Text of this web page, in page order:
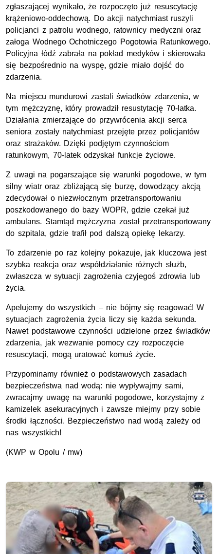
zgłaszającej wynikało, że rozpoczęto już resuscytację
krążeniowo-oddechową. Do akcji natychmiast ruszyli
policjanci z patrolu wodnego, ratownicy medyczni oraz
załoga Wodnego Ochotniczego Pogotowia Ratunkowego.
Policyjna łódź zabrała na pokład medyków i skierowała
się bezpośrednio na wyspę, gdzie miało dojść do
zdarzenia.
Na miejscu mundurowi zastali świadków zdarzenia, w
tym mężczyznę, który prowadził resustytację 70-latka.
Działania zmierzające do przywrócenia akcji serca
seniora zostały natychmiast przejęte przez policjantów
oraz strażaków. Dzięki podjętym czynnościom
ratunkowym, 70-latek odzyskał funkcje życiowe.
Z uwagi na pogarszające się warunki pogodowe, w tym
silny wiatr oraz zbliżającą się burzę, dowodzący akcją
zdecydował o niezwłocznym przetransportowaniu
poszkodowanego do bazy WOPR, gdzie czekał już
ambulans. Stamtąd mężczyzna został przetransportowany
do szpitala, gdzie trafił pod dalszą opiekę lekarzy.
To zdarzenie po raz kolejny pokazuje, jak kluczowa jest
szybka reakcja oraz współdziałanie różnych służb,
zwłaszcza w sytuacji zagrożenia czyjegoś zdrowia lub
życia.
Apelujemy do wszystkich – nie bójmy się reagować! W
sytuacjach zagrożenia życia liczy się każda sekunda.
Nawet podstawowe czynności udzielone przez świadków
zdarzenia, jak wezwanie pomocy czy rozpoczęcie
resuscytacji, mogą uratować komuś życie.
Przypominamy również o podstawowych zasadach
bezpieczeństwa nad wodą: nie wypływajmy sami,
zwracajmy uwagę na warunki pogodowe, korzystajmy z
kamizelek asekuracyjnych i zawsze miejmy przy sobie
środki łączności. Bezpieczeństwo nad wodą zależy od
nas wszystkich!
(KWP w Opolu / mw)